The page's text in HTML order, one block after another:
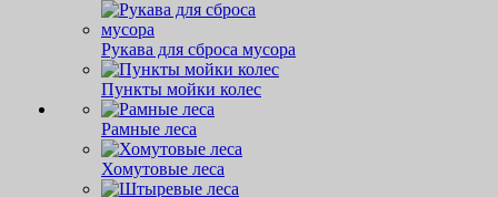
Рукава для сброса мусора
Пункты мойки колес
Рамные леса
Хомутовые леса